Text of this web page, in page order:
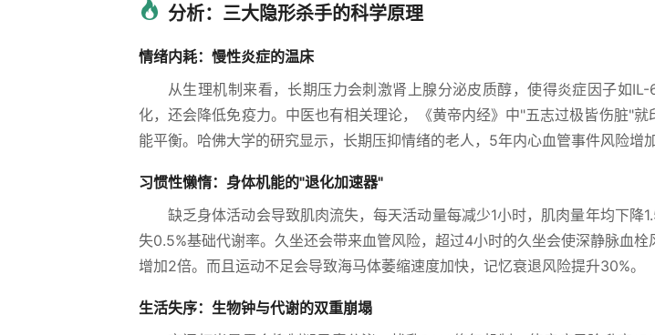
分析：三大隐形杀手的科学原理
情绪内耗：慢性炎症的温床
从生理机制来看，长期压力会刺激肾上腺分泌皮质醇，使得炎症因子如
化，还会降低免疫力。中医也有相关理论，《黄帝内经》中"五志过极皆伤脏"
能平衡。哈佛大学的研究显示，长期压抑情绪的老人，5年内心血管事件风险增加
习惯性懒惰：身体机能的"退化加速器"
缺乏身体活动会导致肌肉流失，每天活动量每减少1小时，肌肉量年均下降
失0.5%基础代谢率。久坐还会带来血管风险，超过4小时的久坐会使深静脉血
增加2倍。而且运动不足会导致海马体萎缩速度加快，记忆衰退风险提升30%。
生活失序：生物钟与代谢的双重崩塌